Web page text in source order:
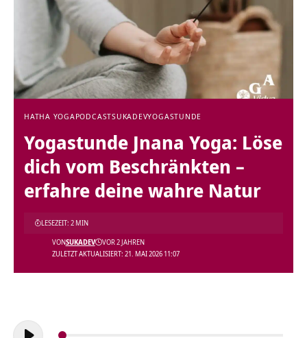
HATHA YOGAPODCASTSUKADEVYOGASTUNDE
Yogastunde Jnana Yoga: Löse
dich vom Beschränkten –
erfahre deine wahre Natur
ZULETZT AKTUALISIERT: 21. MAI 2026 11:07
VONSUKADEV VOR 2 JAHREN
LESEZEIT: 2 MIN
Audio-